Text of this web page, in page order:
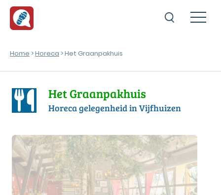
Home >Horeca > Het Graanpakhuis
Het Graanpakhuis
Horeca gelegenheid in Vijfhuizen